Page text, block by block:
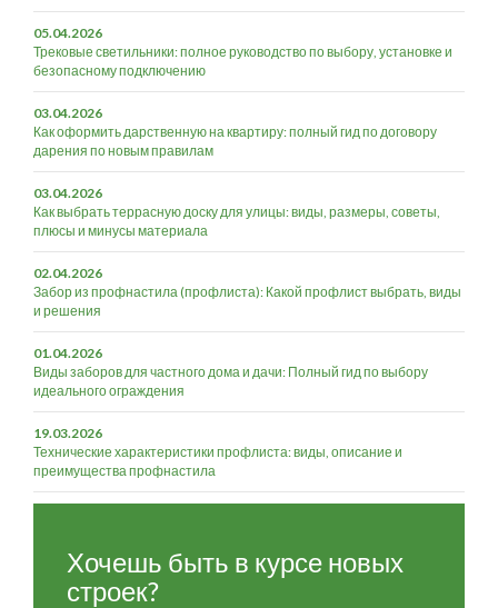
05.04.2026
Трековые светильники: полное руководство по выбору, установке и
безопасному подключению
03.04.2026
Как оформить дарственную на квартиру: полный гид по договору
дарения по новым правилам
03.04.2026
Как выбрать террасную доску для улицы: виды, размеры, советы,
плюсы и минусы материала
02.04.2026
Забор из профнастила (профлиста): Какой профлист выбрать, виды
и решения
01.04.2026
Виды заборов для частного дома и дачи: Полный гид по выбору
идеального ограждения
19.03.2026
Технические характеристики профлиста: виды, описание и
преимущества профнастила
Хочешь быть в курсе новых
строек?